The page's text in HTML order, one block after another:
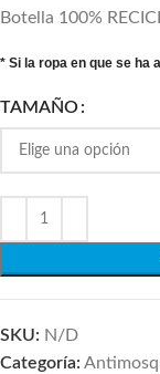
Botella 100%
* Si la ropa en que se ha
TAMAÑO
SKU: N/D
Categoría: